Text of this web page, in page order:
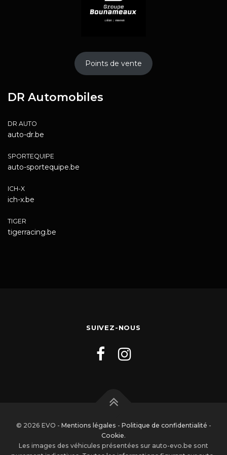
Points de vente
DR Automobiles
DR AUTO
auto-dr.be
SPORTEQUIPE
auto-sportequipe.be
ICH-X
ich-x.be
TIGER
tigerracing.be
SUIVEZ-NOUS
© 2026 EVO - Mentions légales - Politique de confidentialité -
Cookie.
Les images des véhicules présentées sur auto-evo.be sont